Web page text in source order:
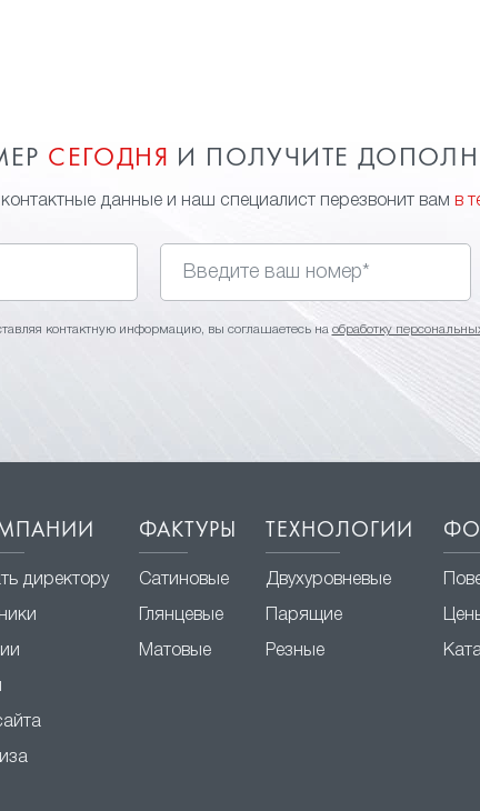
СЕГОДНЯ И ПОЛУЧИТЕ
контактные данные и наш специалист перезвонит вам в
контактную информацию, вы соглашаетесь на обработку
директору
ФАКТУРЫ
Сатиновые
Глянцевые
Матовые
ТЕХНОЛОГИИ
Двухуровневые
Парящие
Резные